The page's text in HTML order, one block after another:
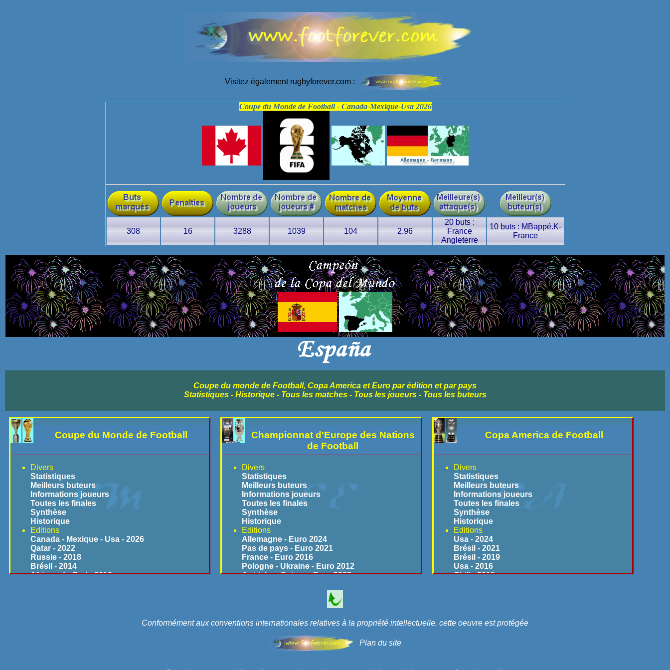
Visitez également rugbyforever.com :
Coupe du Monde de Football - Canada-Mexique-Usa 2026
308 16 3288 1039 104 2.96
20 buts :
France
Angleterre
10 buts : MBappé.K-
France
Coupe du monde de Football, Copa America et Euro par édition et par pays
Statistiques - Historique - Tous les matches - Tous les joueurs - Tous les buteurs
Coupe du Monde de Football
Divers
Statistiques
Meilleurs buteurs
Informations joueurs
Toutes les finales
Synthèse
Historique
Editions
Canada - Mexique - Usa - 2026
Qatar - 2022
Russie - 2018
Brésil - 2014
Afrique du Sud - 2010
Championnat d'Europe des Nations
de Football
Divers
Statistiques
Meilleurs buteurs
Informations joueurs
Toutes les finales
Synthèse
Historique
Editions
Allemagne - Euro 2024
Pas de pays - Euro 2021
France - Euro 2016
Pologne - Ukraine - Euro 2012
Autriche - Suisse - Euro 2008
Belgique - Pays Bas - Euro 2000
Rfa - Euro 1988
Italie - Euro 1980
Yougoslavie - Euro 1976
Copa America de Football
Divers
Statistiques
Meilleurs buteurs
Informations joueurs
Toutes les finales
Synthèse
Historique
Editions
Usa - 2024
Brésil - 2021
Brésil - 2019
Usa - 2016
Chili - 2015
Paraguay - 1999
Bolivie - 1997
Conformément aux conventions internationales relatives à la propriété intellectuelle, cette oeuvre est protégée
Plan du site